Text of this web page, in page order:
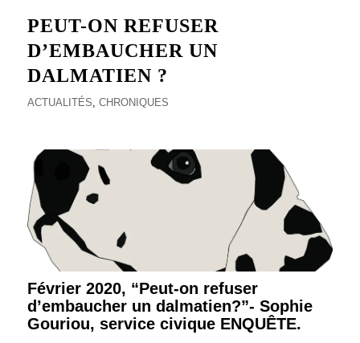
PEUT-ON REFUSER
D’EMBAUCHER UN
DALMATIEN ?
ACTUALITÉS CHRONIQUES
Février 2020, “Peut-on refuser
d’embaucher un dalmatien?”- Sophie
Gouriou, service civique ENQUÊTE.